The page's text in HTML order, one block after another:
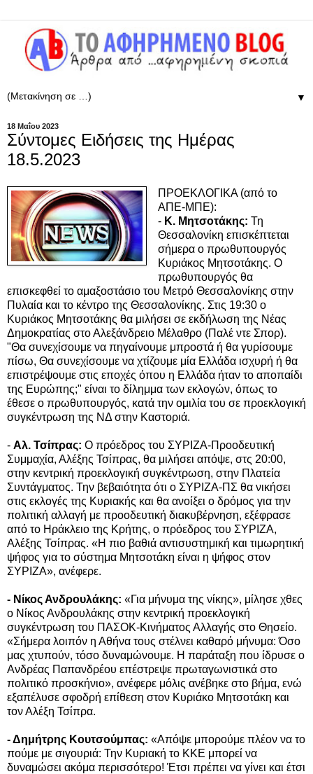
▼
18 Μαΐου 2023
Σύντομες Ειδήσεις της Ημέρας
18.5.2023
ΠΡΟΕΚΛΟΓΙΚΑ (από το
ΑΠΕ-ΜΠΕ):
- Κ. Μητσοτάκης: Τη
Θεσσαλονίκη επισκέπτεται
σήμερα ο πρωθυπουργός
Κυριάκος Μητσοτάκης. Ο
πρωθυπουργός θα
επισκεφθεί το αμαξοστάσιο του Μετρό Θεσσαλονίκης στην
Πυλαία και το κέντρο της Θεσσαλονίκης. Στις 19:30 ο
Κυριάκος Μητσοτάκης θα μιλήσει σε εκδήλωση της Νέας
Δημοκρατίας στο Αλεξάνδρειο Μέλαθρο (Παλέ ντε Σπορ).
"Θα συνεχίσουμε να πηγαίνουμε μπροστά ή θα γυρίσουμε
πίσω, Θα συνεχίσουμε να χτίζουμε μία Ελλάδα ισχυρή ή θα
επιστρέψουμε στις εποχές όπου η Ελλάδα ήταν το αποπαίδι
της Ευρώπης;" είναι το δίλημμα των εκλογών, όπως το
έθεσε ο πρωθυπουργός, κατά την ομιλία του σε προεκλογική
συγκέντρωση της ΝΔ στην Καστοριά.
- Αλ. Τσίπρας: Ο πρόεδρος του ΣΥΡΙΖΑ-Προοδευτική
Συμμαχία, Αλέξης Τσίπρας, θα μιλήσει απόψε, στς 20:00,
στην κεντρική προεκλογική συγκέντρωση, στην Πλατεία
Συντάγματος. Την βεβαιότητα ότι ο ΣΥΡΙΖΑ-ΠΣ θα νικήσει
στις εκλογές της Κυριακής και θα ανοίξει ο δρόμος για την
πολιτική αλλαγή με προοδευτική διακυβέρνηση, εξέφρασε
από το Ηράκλειο της Κρήτης, ο πρόεδρος του ΣΥΡΙΖΑ,
Αλέξης Τσίπρας. «Η πιο βαθιά αντισυστημική και τιμωρητική
ψήφος για το σύστημα Μητσοτάκη είναι η ψήφος στον
ΣΥΡΙΖΑ», ανέφερε.
- Νίκος Ανδρουλάκης: «Για μήνυμα της νίκης», μίλησε χθες
ο Νίκος Ανδρουλάκης στην κεντρική προεκλογική
συγκέντρωση του ΠΑΣΟΚ-Κινήματος Αλλαγής στο Θησείο.
«Σήμερα λοιπόν η Αθήνα τους στέλνει καθαρό μήνυμα: Όσο
μας χτυπούν, τόσο δυναμώνουμε. Η παράταξη που ίδρυσε ο
Ανδρέας Παπανδρέου επέστρεψε πρωταγωνιστικά στο
πολιτικό προσκήνιο», ανέφερε μόλις ανέβηκε στο βήμα, ενώ
εξαπέλυσε σφοδρή επίθεση στον Κυριάκο Μητσοτάκη και
τον Αλέξη Τσίπρα.
- Δημήτρης Κουτσούμπας: «Απόψε μπορούμε πλέον να το
πούμε με σιγουριά: Την Κυριακή το ΚΚΕ μπορεί να
δυναμώσει ακόμα περισσότερο! Έτσι πρέπει να γίνει και έτσι